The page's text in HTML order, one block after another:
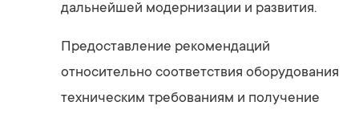
дальнейшей модернизации и развития.
Предоставление рекомендаций
относительно соответствия оборудования
техническим требованиям и получение